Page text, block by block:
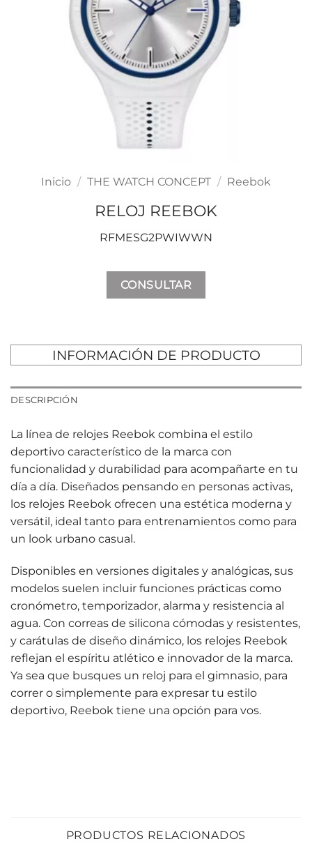
Inicio / THE WATCH CONCEPT / Reebok
RELOJ REEBOK
RFMESG2PWIWWN
CONSULTAR
INFORMACIÓN DE PRODUCTO
DESCRIPCIÓN
La línea de relojes Reebok combina el estilo
deportivo característico de la marca con
funcionalidad y durabilidad para acompañarte en tu
día a día. Diseñados pensando en personas activas,
los relojes Reebok ofrecen una estética moderna y
versátil, ideal tanto para entrenamientos como para
un look urbano casual.
Disponibles en versiones digitales y analógicas, sus
modelos suelen incluir funciones prácticas como
cronómetro, temporizador, alarma y resistencia al
agua. Con correas de silicona cómodas y resistentes,
y carátulas de diseño dinámico, los relojes Reebok
reflejan el espíritu atlético e innovador de la marca.
Ya sea que busques un reloj para el gimnasio, para
correr o simplemente para expresar tu estilo
deportivo, Reebok tiene una opción para vos.
PRODUCTOS RELACIONADOS